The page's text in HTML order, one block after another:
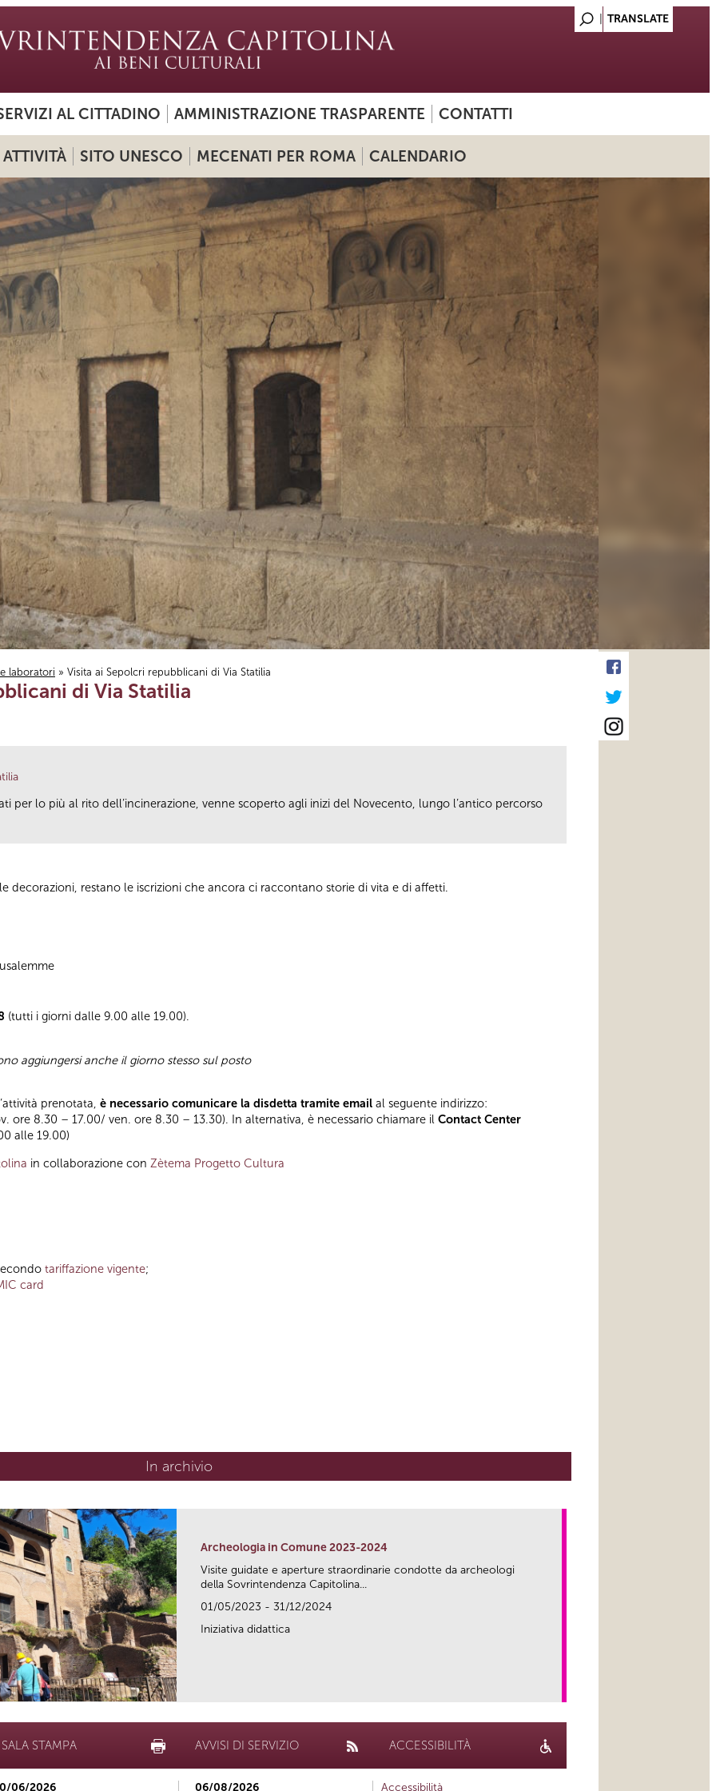
AL CITTADINO AMMINISTRAZIONE TRASPARENTE CONTATTI
ATTIVITÀ SITO UNESCO MECENATI PER ROMA CALENDARIO
laboratori » Visita ai Sepolcri repubblicani di Via Statilia
di Via Statilia
per lo più al rito dell’incinerazione, venne scoperto agli inizi del Novecento, lungo l’antico percorso
decorazioni, restano le iscrizioni che ancora ci raccontano storie di vita e di affetti.
(tutti i giorni dalle 9.00 alle 19.00).
aggiungersi anche il giorno stesso sul posto
prenotata, è necessario comunicare la disdetta tramite email al seguente indirizzo:
ore 8.30 – 17.00/ ven. ore 8.30 – 13.30). In alternativa, è necessario chiamare il Contact Center
alle 19.00)
in collaborazione con Zètema Progetto Cultura
tariffazione vigente;
card
In archivio
Archeologia in Comune 2023-2024
Visite guidate e aperture straordinarie condotte da archeologi
della Sovrintendenza Capitolina...
01/05/2023 - 31/12/2024
Iniziativa didattica
SALA STAMPA
06/2026
AVVISI DI SERVIZIO
06/08/2026
ACCESSIBILITÀ
Accessibilità